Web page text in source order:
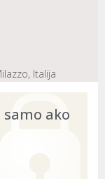
Italija
Splitako